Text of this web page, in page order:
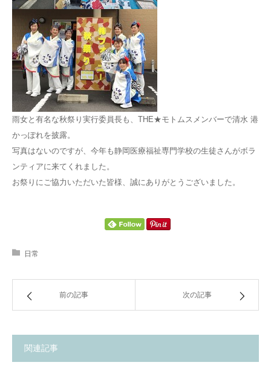
雨女と有名な秋祭り実行委員長も、THE★モトムスメンバーで清水 港
かっぽれを披露。
写真はないのですが、今年も静岡医療福祉専門学校の生徒さんがボラ
ンティアに来てくれました。
お祭りにご協力いただいた皆様、誠にありがとうございました。
日常
前の記事 次の記事
関連記事